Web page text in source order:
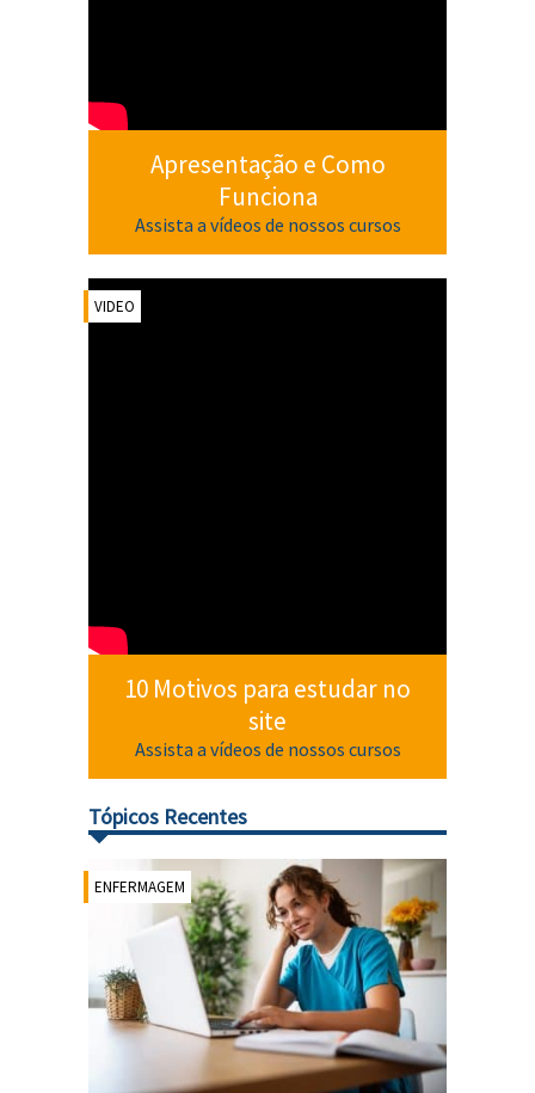
Apresentação e Como
Funciona
Assista a vídeos de nossos cursos
VIDEO
10 Motivos para estudar no
site
Assista a vídeos de nossos cursos
Tópicos Recentes
ENFERMAGEM